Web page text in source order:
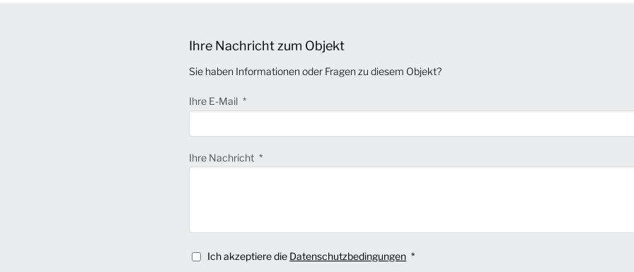
Ihre Nachricht zum Objekt
Sie haben Informationen oder Fragen zu diesem Objekt?
Ihre E-Mail
Ihre Nachricht
Ich akzeptiere die Datenschutzbedingungen